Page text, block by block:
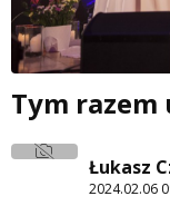
Tym razem
Łukasz
2024.02.06